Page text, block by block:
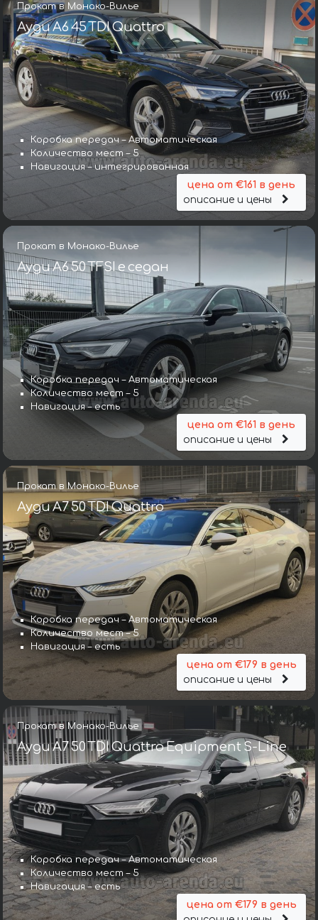
Прокат в Монако-Вилье
Ауди A6 45 TDI Quattro
Коробка передач – Автоматическая
Количество мест – 5
Навигация – интегрированная
цена от €161 в день
описание и цены
Прокат в Монако-Вилье
Ауди A6 50 TFSI e седан
Коробка передач – Автоматическая
Количество мест – 5
Навигация – есть
цена от €161 в день
описание и цены
Прокат в Монако-Вилье
Ауди A7 50 TDI Quattro
Коробка передач – Автоматическая
Количество мест – 5
Навигация – есть
цена от €179 в день
описание и цены
Прокат в Монако-Вилье
Ауди A7 50 TDI Quattro Equipment S-Line
Коробка передач – Автоматическая
Количество мест – 5
Навигация – есть
цена от €179 в день